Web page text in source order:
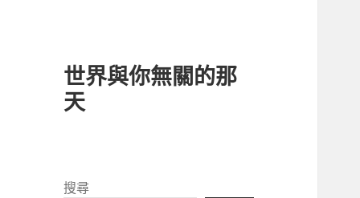
世界與你無關的那
天
搜尋